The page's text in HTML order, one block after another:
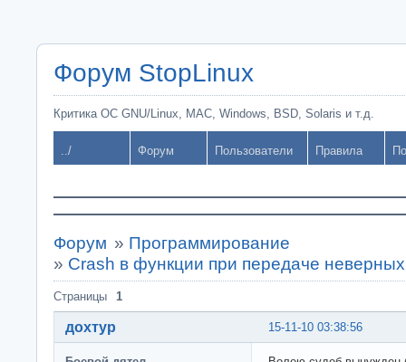
Форум StopLinux
Критика ОС GNU/Linux, MAC, Windows, BSD, Solaris и т.д.
../ Форум Пользователи Правила
Форум » Программирование
» Crash в функции при передаче
Страницы 1
15-11-10 03:38:56
дохтур